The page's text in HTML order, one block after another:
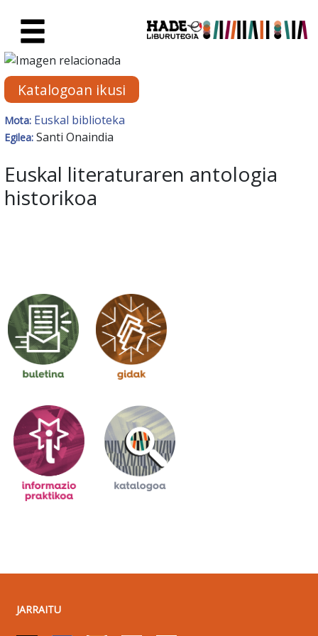
Eskuratu berriak Fitxa -
Katalogoan ikusi
Mota: Euskal biblioteka
Egilea: Santi Onaindia
Euskal literaturaren antologia
historikoa
JARRAITU